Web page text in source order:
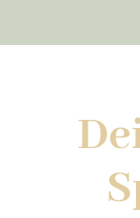
Meine Angebote